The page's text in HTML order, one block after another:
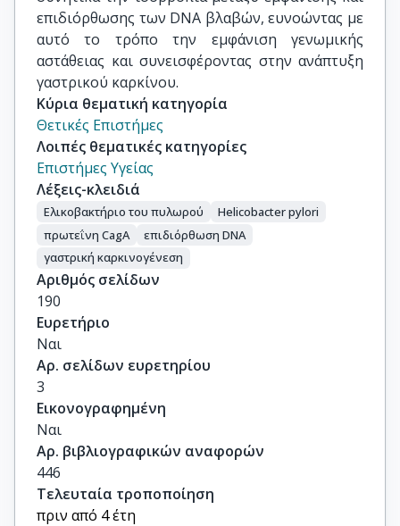
επιδιόρθωσης των DNA βλαβών, ευνοώντας με
αυτό το τρόπο την εμφάνιση γενωμικής
αστάθειας και συνεισφέροντας στην ανάπτυξη
γαστρικού καρκίνου.
Κύρια θεματική κατηγορία
Θετικές Επιστήμες
Λοιπές θεματικές κατηγορίες
Επιστήμες Υγείας
Λέξεις-κλειδιά
Ελικοβακτήριο του πυλωρού
Helicobacter pylori
πρωτεΐνη CagA
επιδιόρθωση DNA
γαστρική καρκινογένεση
Αριθμός σελίδων
190
Ευρετήριο
Ναι
Αρ. σελίδων ευρετηρίου
3
Εικονογραφημένη
Ναι
Αρ. βιβλιογραφικών αναφορών
446
Τελευταία τροποποίηση
πριν από 4 έτη